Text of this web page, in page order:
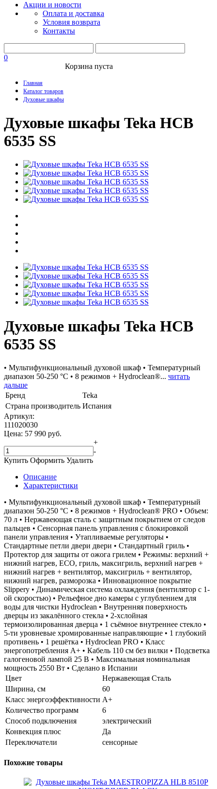
Акции и новости
Оплата и доставка
Условия возврата
Контакты
0
Корзина пуста
Главная
Каталог товаров
Духовые шкафы
Духовые шкафы Teka HCB
6535 SS
Духовые шкафы Teka HCB
6535 SS
• Мультифункциональный духовой шкаф • Температурный
диапазон 50-250 °С • 8 режимов + Hydroclean®... читать
дальше
Бренд
Teka
Страна производитель Испания
Артикул:
111020030
Цена: 57 990 руб.
+
-
Купить Оформить Удалить
Описание
Характеристики
• Мультифункциональный духовой шкаф • Температурный
диапазон 50-250 °С • 8 режимов + Hydroclean® PRO • Объем:
70 л • Нержавеющая сталь с защитным покрытием от следов
пальцев • Сенсорная панель управления с блокировкой
панели управления • Утапливаемые регуляторы •
Стандартные петли двери двери • Стандартный гриль •
Протектор для защиты от ожога грилем • Режимы: верхний +
нижний нагрев, ECO, гриль, максигриль, верхний нагрев +
нижний нагрев + вентилятор, максигриль + вентилятор,
нижний нагрев, разморозка • Инновационное покрытие
Slippery • Динамическая система охлаждения (вентилятор с 1-
ой скоростью) • Рельефное дно камеры с углублением для
воды для чистки Hydroclean • Внутренняя поверхность
дверцы из закалённого стекла • 2-хслойная
термоизолированная дверца • 1 съёмное внутреннее стекло •
5-ти уровневые хромированные направляющие • 1 глубокий
противень • 1 решётка • Hydroclean PRO • Класс
энергопотребления А+ • Кабель 110 см без вилки • Подсветка
галогеновой лампой 25 В • Максимальная номинальная
мощность 2550 Вт • Сделано в Испании
Цвет
Нержавеющая Сталь
Ширина, см
60
Класс энергоэффективности А+
Количество программ
6
Способ подключения
электрический
Конвекция плюс
Да
Переключатели
сенсорные
Похожие товары